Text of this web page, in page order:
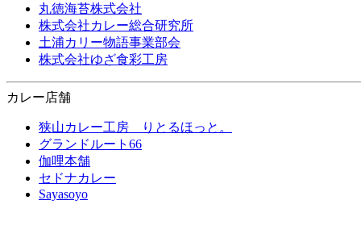
丸徳海苔株式会社
株式会社カレー総合研究所
土浦カリー物語事業部会
株式会社ゆざ食彩工房
カレー店舗
狭山カレー工房 りとるほっと。
グランドルート66
伽哩本舗
セドナカレー
Sayasoyo